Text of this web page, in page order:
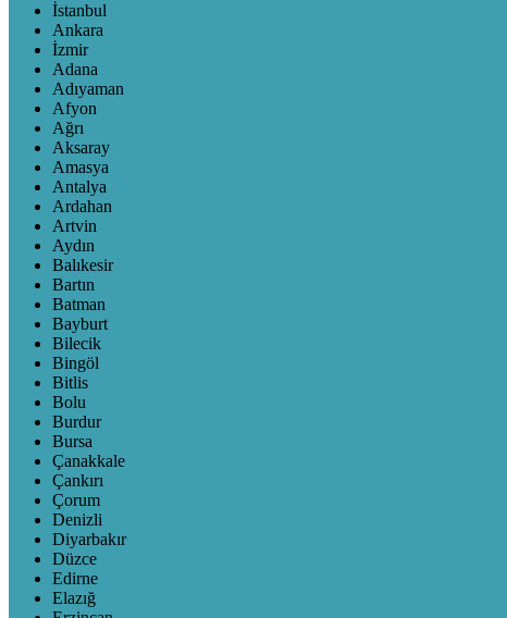
İstanbul
Ankara
İzmir
Adana
Adıyaman
Afyon
Ağrı
Aksaray
Amasya
Antalya
Ardahan
Artvin
Aydın
Balıkesir
Bartın
Batman
Bayburt
Bilecik
Bingöl
Bitlis
Bolu
Burdur
Bursa
Çanakkale
Çankırı
Çorum
Denizli
Diyarbakır
Düzce
Edirne
Elazığ